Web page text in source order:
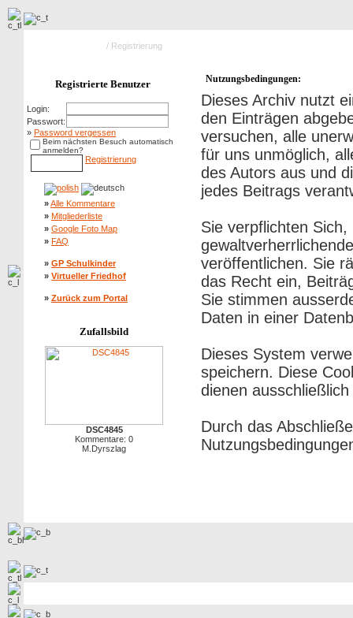
/ Registrierung
Registrierte Benutzer
Login:
Passwort:
» Password vergessen
Beim nächsten Besuch automatisch
anmelden?
Registrierung
»Alle Kommentare
» Mitgliederliste
» Google Foto Map
» FAQ
» GP Schulkinder
» Virtueller Friedhof
» Zurück zum Portal
Zufallsbild
DSC4845
Kommentare: 0
M.Dyrszlag
Nutzungsbedingungen:
Dieses Archiv nutzt
den Einträgen
versuchen, alle
für uns unmöglich,
des Autors aus und
jedes Beitrags
Sie verpflichten
veröffentlichen. Sie
das Recht ein,
Sie stimmen
Daten in einer
Dieses System
speichern. Diese
dienen
Durch das